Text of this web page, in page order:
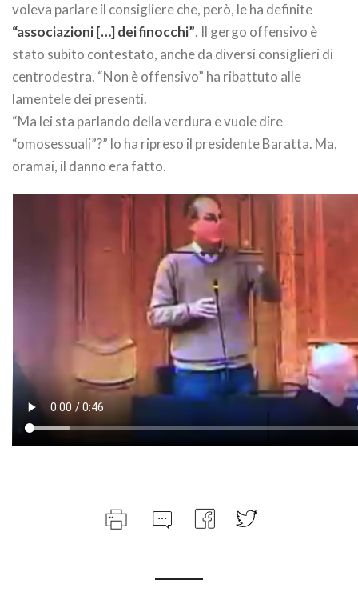
voleva parlare il consigliere che, però, le ha definite
“associazioni […] dei finocchi”. Il gergo offensivo è
stato subito contestato, anche da diversi consiglieri di
centrodestra. “Non è offensivo” ha ribattuto alle
lamentele dei presenti.
“Ma lei sta parlando della verdura e vuole dire
“omosessuali”?” lo ha ripreso il presidente Baratta. Ma,
oramai, il danno era fatto.